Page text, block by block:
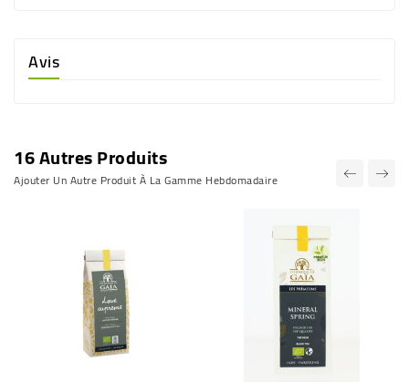
Avis
16 Autres Produits
Ajouter Un Autre Produit À La Gamme Hebdomadaire